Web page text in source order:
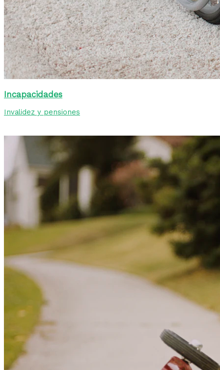
Incapacidades
Invalidez y pensiones